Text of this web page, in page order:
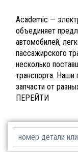
Academic —
объединяет
автомобилей,
пассажирского
несколько
транспорта. Наши
запчасти от
ПЕРЕЙТИ